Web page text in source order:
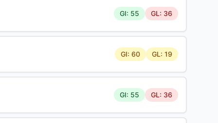
GI: 55 GL: 36
GI: 60 GL: 19
GI: 55 GL: 36